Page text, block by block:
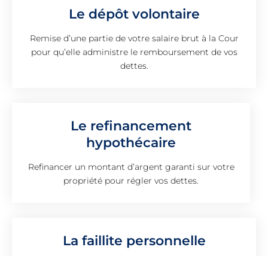
Le dépôt volontaire
Remise d’une partie de votre salaire brut à la Cour
pour qu’elle administre le remboursement de vos
dettes.
Le refinancement
hypothécaire
Refinancer un montant d’argent garanti sur votre
propriété pour régler vos dettes.
La faillite personnelle